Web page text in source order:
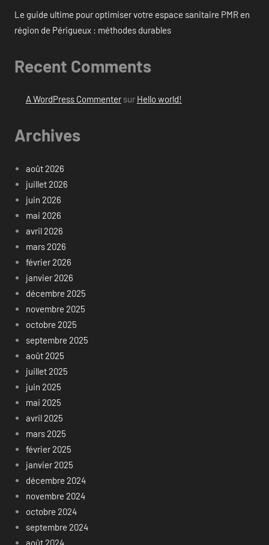
Le guide ultime pour optimiser votre espace sanitaire PMR en
région de Périgueux : méthodes durables
Recent Comments
A WordPress Commentersur Hello world!
Archives
août 2026
juillet 2026
juin 2026
mai 2026
avril 2026
mars 2026
février 2026
janvier 2026
décembre 2025
novembre 2025
octobre 2025
septembre 2025
août 2025
juillet 2025
juin 2025
mai 2025
avril 2025
mars 2025
février 2025
janvier 2025
décembre 2024
novembre 2024
octobre 2024
septembre 2024
août 2024